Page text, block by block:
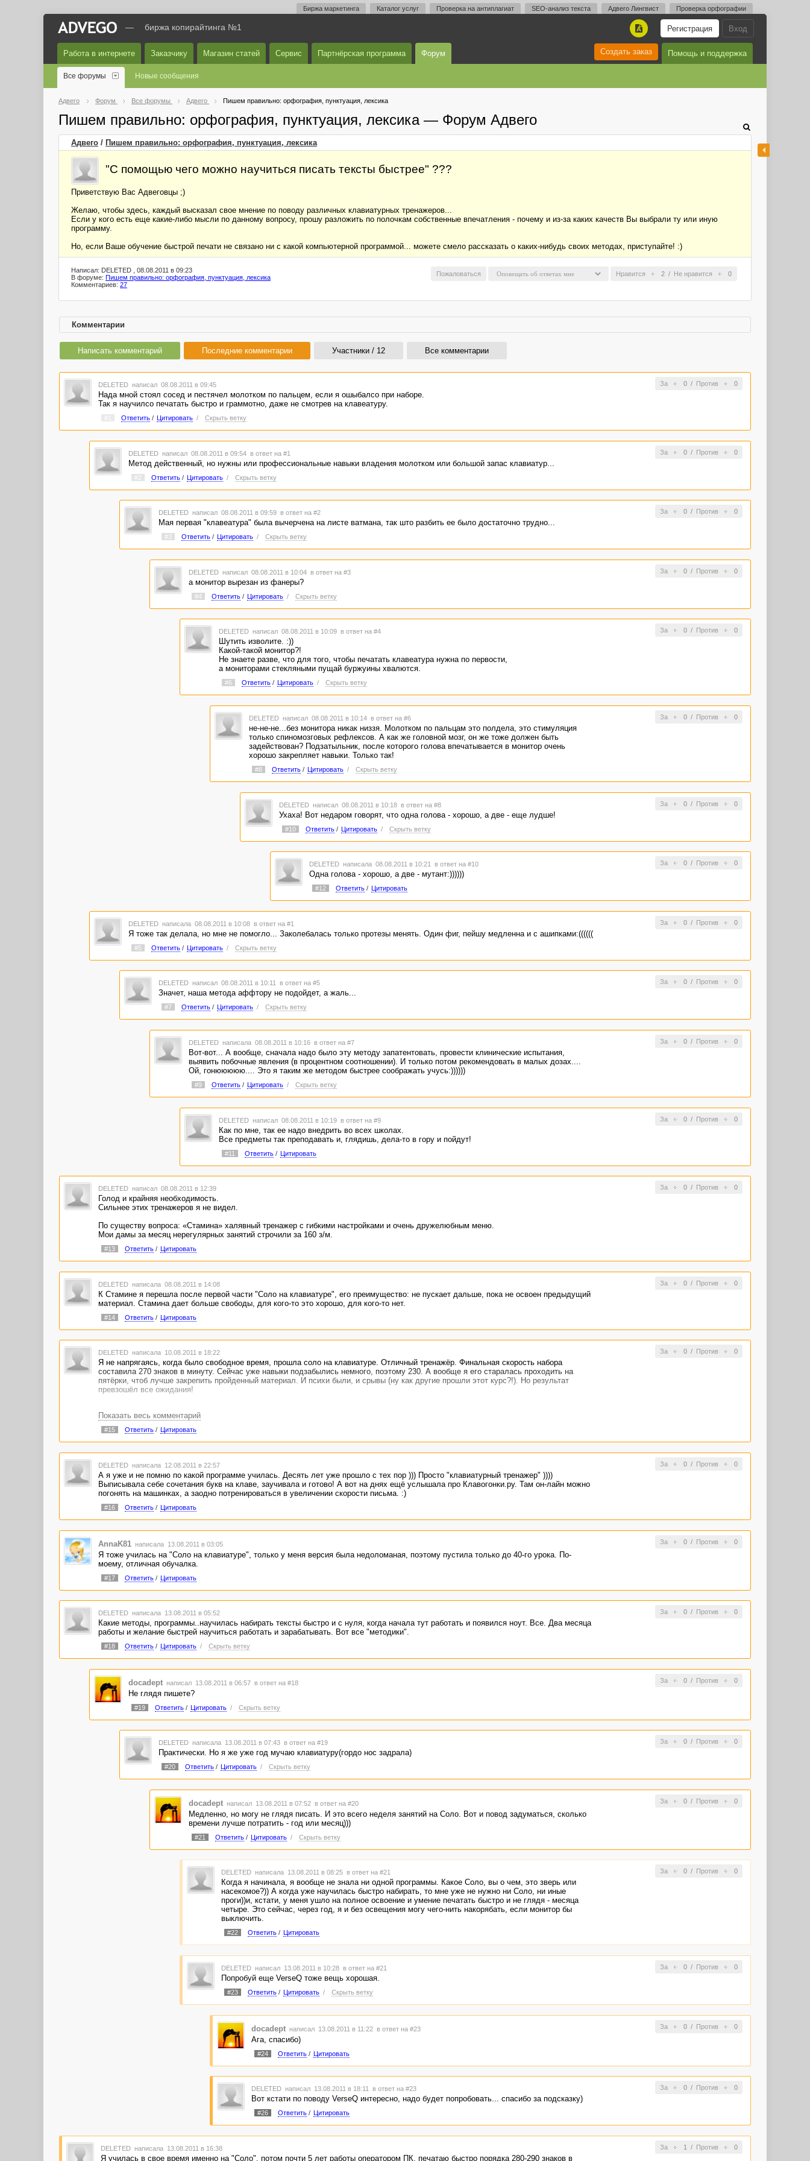
Биржа маркетинга Каталог услуг Проверка на антиплагиат SEO-анализ текста Адвего Лингвист Проверка орфографии
Вход
Регистрация
A
— биржа копирайтинга №1
Работа в интернете Заказчику Магазин статей Сервис Партнёрская программа Форум Помощь и поддержка
Создать заказ
Все форумы Новые сообщения
Адвего Форум Все форумы Адвего Пишем правильно: орфография, пунктуация, лексика
Пишем правильно: орфография, пунктуация, лексика — Форум Адвего
Адвего / Пишем правильно: орфография, пунктуация, лексика
"С помощью чего можно научиться писать тексты быстрее" ???
Приветствую Вас Адвеговцы ;)
Желаю, чтобы здесь, каждый высказал свое мнение по поводу различных клавиатурных тренажеров...
Если у кого есть еще какие-либо мысли по данному вопросу, прошу разложить по полочкам собственные впечатления - почему и из-за каких качеств Вы выбрали ту или иную
программу.
Но, если Ваше обучение быстрой печати не связано ни с какой компьютерной программой... можете смело рассказать о каких-нибудь своих методах, приступайте! :)
Нравится 2 / Не нравится 0
Пожаловаться
Написал: DELETED , 08.08.2011 в 09:23
В форуме: Пишем правильно: орфография, пунктуация, лексика
Комментариев: 27
Комментарии
Написать комментарий Последние комментарии Участники / 12 Все комментарии
За 0/ Против 0
DELETED написал 08.08.2011 в 09:45
Нада мной стоял сосед и пестячел молотком по пальцем, если я ошыбалсо при наборе.
Так я научилсо печатать быстро и граммотно, даже не смотрев на клавеатуру.
Ответить/ Цитировать / Скрыть ветку
За 0/ Против 0
DELETED написал 08.08.2011 в 09:54 в ответ на #1
Метод действенный, но нужны или профессиональные навыки владения молотком или большой запас клавиатур...
#2 Ответить/ Цитировать / Скрыть ветку
За 0/ Против 0
DELETED написал 08.08.2011 в 09:59 в ответ на #2
Мая первая "клавеатура" была вычерчена на листе ватмана, так што разбить ее было достаточно трудно...
#3 Ответить/ Цитировать / Скрыть ветку
За 0/ Против 0
DELETED написал 08.08.2011 в 10:04 в ответ на #3
а монитор вырезан из фанеры?
#4 Ответить/ Цитировать / Скрыть ветку
За 0/ Против 0
DELETED написал 08.08.2011 в 10:09 в ответ на #4
Шутить изволите. :))
Какой-такой монитор?!
Не знаете разве, что для того, чтобы печатать клавеатура нужна по первости,
а мониторами стекляными пущай буржуины хвалются.
#6 Ответить/ Цитировать / Скрыть ветку
За 0/ Против 0
DELETED написал 08.08.2011 в 10:14 в ответ на #6
не-не-не...без монитора никак низзя. Молотком по пальцам это полдела, это стимуляция
только спиномозговых рефлексов. А как же головной мозг, он же тоже должен быть
задействован? Подзатыльник, после которого голова впечатывается в монитор очень
хорошо закрепляет навыки. Только так!
#8 Ответить/ Цитировать / Скрыть ветку
За 0/ Против 0
DELETED написал 08.08.2011 в 10:18 в ответ на #8
Ухаха! Вот недаром говорят, что одна голова - хорошо, а две - еще лудше!
#10 Ответить/ Цитировать / Скрыть ветку
За 0/ Против 0
DELETED написала 08.08.2011 в 10:21 в ответ на #10
Одна голова - хорошо, а две - мутант:))))))
#12 Ответить/ Цитировать
За 0/ Против 0
DELETED написала 08.08.2011 в 10:08 в ответ на #1
Я тоже так делала, но мне не помогло... Заколебалась только протезы менять. Один фиг, пейшу медленна и с ашипками:((((((
#5 Ответить/ Цитировать / Скрыть ветку
За 0/ Против 0
DELETED написал 08.08.2011 в 10:11 в ответ на #5
Значет, наша метода аффтору не подойдет, а жаль...
#7 Ответить/ Цитировать / Скрыть ветку
За 0/ Против 0
DELETED написала 08.08.2011 в 10:16 в ответ на #7
Вот-вот... А вообще, сначала надо было эту методу запатентовать, провести клинические испытания,
выявить побочные явления (в процентном соотношении). И только потом рекомендовать в малых дозах....
Ой, гонююююю.... Это я таким же методом быстрее соображать учусь:))))))
#9 Ответить/ Цитировать / Скрыть ветку
За 0/ Против 0
DELETED написал 08.08.2011 в 10:19 в ответ на #9
Как по мне, так ее надо внедрить во всех школах.
Все предметы так преподавать и, глядишь, дела-то в гору и пойдут!
#11 Ответить/ Цитировать
За 0/ Против 0
DELETED написал 08.08.2011 в 12:39
Голод и крайняя необходимость.
Сильнее этих тренажеров я не видел.
По существу вопроса: «Стамина» халявный тренажер с гибкими настройками и очень дружелюбным меню.
Мои дамы за месяц нерегулярных занятий строчили за 160 з/м.
#13 Ответить/ Цитировать
За 0/ Против 0
DELETED написала 08.08.2011 в 14:08
К Стамине я перешла после первой части "Соло на клавиатуре", его преимущество: не пускает дальше, пока не освоен предыдущий
материал. Стамина дает больше свободы, для кого-то это хорошо, для кого-то нет.
#14 Ответить/ Цитировать
За 0/ Против 0
DELETED написала 10.08.2011 в 18:22
Я не напрягаясь, когда было свободное время, прошла соло на клавиатуре. Отличный тренажёр. Финальная скорость набора
составила 270 знаков в минуту. Сейчас уже навыки подзабылись немного, поэтому 230. А вообще я его старалась проходить на
пятёрки, чтоб лучше закрепить пройденный материал. И психи были, и срывы (ну как другие прошли этот курс?!). Но результат
превзошёл все ожидания!
Показать весь комментарий
#15 Ответить/ Цитировать
За 0/ Против 0
DELETED написала 12.08.2011 в 22:57
А я уже и не помню по какой программе училась. Десять лет уже прошло с тех пор ))) Просто "клавиатурный тренажер" ))))
Выписывала себе сочетания букв на клаве, заучивала и готово! А вот на днях ещё услышала про Клавогонки.ру. Там он-лайн можно
погонять на машинках, а заодно потренироваться в увеличении скорости письма. :)
#16 Ответить/ Цитировать
За 0/ Против 0
AnnaK81 написала 13.08.2011 в 03:05
Я тоже училась на "Соло на клавиатуре", только у меня версия была недоломаная, поэтому пустила только до 40-го урока. По-
моему, отличная обучалка.
#17 Ответить/ Цитировать
За 0/ Против 0
DELETED написала 13.08.2011 в 05:52
Какие методы, программы..научилась набирать тексты быстро и с нуля, когда начала тут работать и появился ноут. Все. Два месяца
работы и желание быстрей научиться работать и зарабатывать. Вот все "методики".
#18 Ответить/ Цитировать / Скрыть ветку
За 0/ Против 0
docadept написал 13.08.2011 в 06:57 в ответ на #18
Не глядя пишете?
#19 Ответить/ Цитировать / Скрыть ветку
За 0/ Против 0
DELETED написала 13.08.2011 в 07:43 в ответ на #19
Практически. Но я же уже год мучаю клавиатуру(гордо нос задрала)
#20 Ответить/ Цитировать / Скрыть ветку
За 0/ Против 0
docadept написал 13.08.2011 в 07:52 в ответ на #20
Медленно, но могу не глядя писать. И это всего неделя занятий на Соло. Вот и повод задуматься, сколько
времени лучше потратить - год или месяц)))
#21 Ответить/ Цитировать / Скрыть ветку
За 0/ Против 0
DELETED написала 13.08.2011 в 08:25 в ответ на #21
Когда я начинала, я вообще не знала ни одной программы. Какое Соло, вы о чем, это зверь или
насекомое?)) А когда уже научилась быстро набирать, то мне уже не нужно ни Соло, ни иные
проги))и, кстати, у меня ушло на полное освоение и умение печатать быстро и не глядя - месяца
четыре. Это сейчас, через год, я и без освещения могу чего-нить накорябать, если монитор бы
выключить.
#22 Ответить/ Цитировать
За 0/ Против 0
DELETED написал 13.08.2011 в 10:28 в ответ на #21
Попробуй еще VerseQ тоже вещь хорошая.
#23 Ответить/ Цитировать / Скрыть ветку
За 0/ Против 0
docadept написал 13.08.2011 в 11:22 в ответ на #23
Ага, спасибо)
#24 Ответить/ Цитировать
За 0/ Против 0
DELETED написал 13.08.2011 в 18:11 в ответ на #23
Вот кстати по поводу VerseQ интересно, надо будет попробовать... спасибо за подсказку)
#26 Ответить/ Цитировать
За 1 / Против 0
DELETED написала 13.08.2011 в 16:38
Я училась в свое время именно на "Соло", потом почти 5 лет работы оператором ПК, печатаю быстро порядка 280-290 знаков в